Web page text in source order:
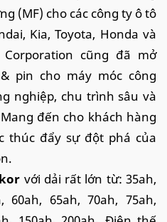
(MF) cho các công ty ô tô
Kia, Toyota, Honda và
Corporation cũng đã mở
pin cho máy móc công
nghiệp, chu trình sâu và
đến cho khách hàng
thúc đẩy sự đột phá của
với dải rất lớn từ: 35ah,
60ah, 65ah, 70ah, 75ah,